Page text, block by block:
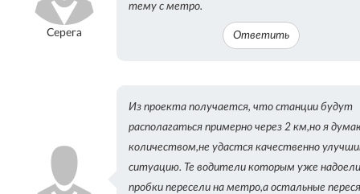
Серега
тему с метро.
Ответить
Из проекта получается, что станции будут
располагаться примерно через 2 км,но я
количеством,не удастся качественно
ситуацию. Те водители которым уже надоели
пробки пересели на метро,а остальные